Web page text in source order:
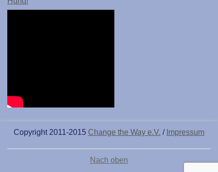
Copyright 2011-2015 Change the Way e.V. / Impressum
Nach oben